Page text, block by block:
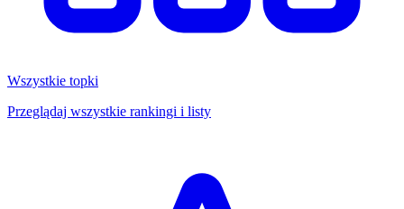
Wszystkie topki
Przeglądaj wszystkie rankingi i listy